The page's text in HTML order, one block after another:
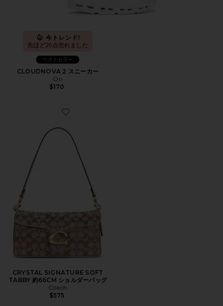
今トレンド!
先ほど29点売れました
ベストセラー
CLOUDNOVA 2 スニーカー
On
$170
Favorite CRYSTAL SIGNATURE SOFT TABBY 約66CM
CRYSTAL SIGNATURE SOFT
TABBY 約66CM ショルダーバッグ
Coach
$575